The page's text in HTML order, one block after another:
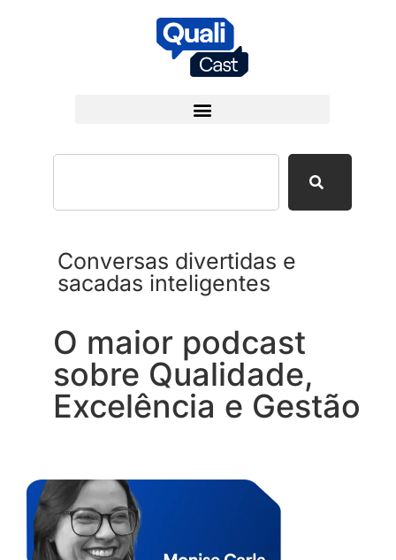
Conversas divertidas e
sacadas inteligentes
O maior podcast
sobre Qualidade,
Excelência e Gestão